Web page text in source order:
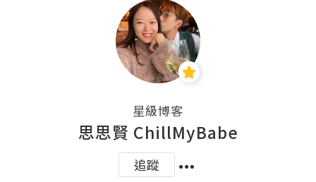
星級博客
思思賢 ChillMyBabe
追蹤